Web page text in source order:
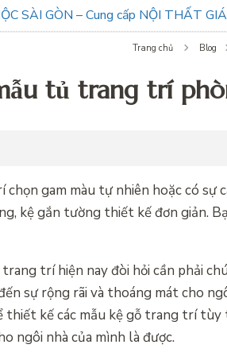
Trang chủ Blog
tủ trang trí
gam màu tự nhiên hoặc có sự
kệ gắn tường thiết kế đơn giản.
trí hiện nay đòi hỏi cần phải
sự rộng rãi và thoáng mát cho
thiết kế các mẫu kệ gỗ trang trí tùy
ngôi nhà của mình là được.